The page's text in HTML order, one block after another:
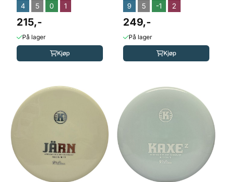
4 5 0 1
215,-
På lager
Kjøp
9 5 -1 2
249,-
På lager
Kjøp